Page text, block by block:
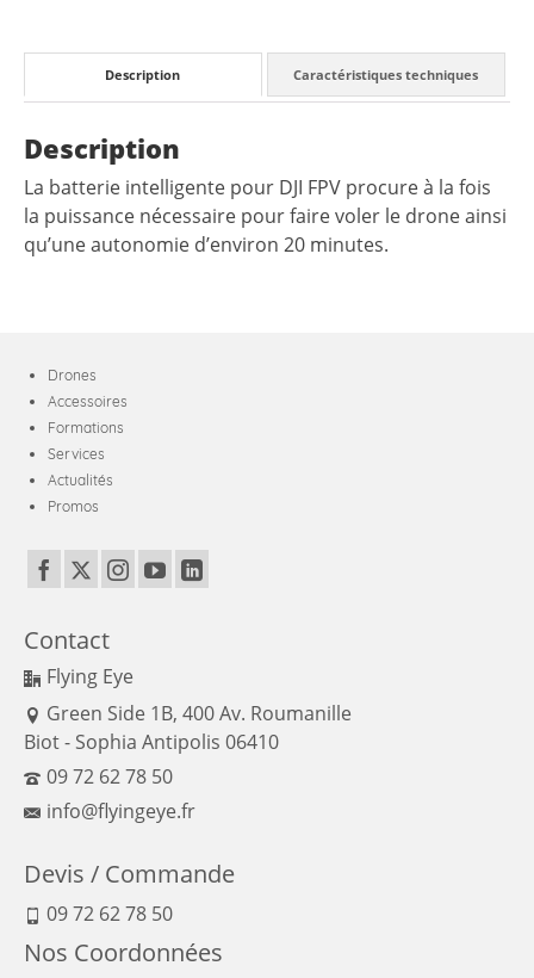
Description Caractéristiques techniques
Description
La batterie intelligente pour DJI FPV procure à la fois
la puissance nécessaire pour faire voler le drone ainsi
qu’une autonomie d’environ 20 minutes.
Drones
Accessoires
Formations
Services
Actualités
Promos
Contact
Flying Eye
Green Side 1B, 400 Av. Roumanille
Biot - Sophia Antipolis 06410
09 72 62 78 50
info@flyingeye.fr
Devis / Commande
09 72 62 78 50
Nos Coordonnées